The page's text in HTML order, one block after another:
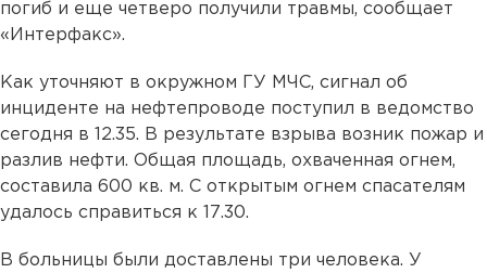
погиб и еще четверо получили травмы, сообщает
«Интерфакс».
Как уточняют в окружном ГУ МЧС, сигнал об
инциденте на нефтепроводе поступил в ведомство
сегодня в 12.35. В результате взрыва возник пожар и
разлив нефти. Общая площадь, охваченная огнем,
составила 600 кв. м. С открытым огнем спасателям
удалось справиться к 17.30.
В больницы были доставлены три человека. У